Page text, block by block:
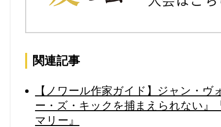
関連記事
【ノワール作家ガイド】ジャン・
ー・ズ・キックを捕まえられない』
マリー』